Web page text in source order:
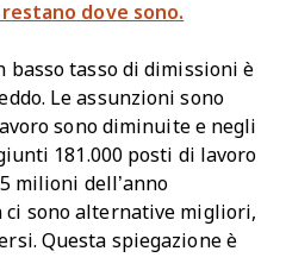
dove sono.
basso tasso di dimissioni è
Le assunzioni sono
sono diminuite e negli
181.000 posti di lavoro
milioni dell’anno
ci sono alternative migliori,
Questa spiegazione è